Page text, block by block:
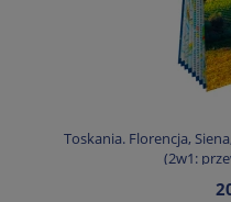
Toskania. Florencja,
(2w1: